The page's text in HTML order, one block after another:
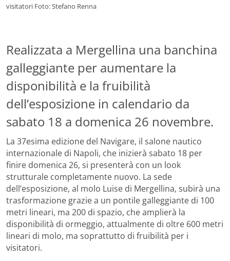
visitatori Foto: Stefano Renna
Realizzata a Mergellina una banchina
galleggiante per aumentare la
disponibilità e la fruibilità
dell’esposizione in calendario da
sabato 18 a domenica 26 novembre.
La 37esima edizione del Navigare, il salone nautico
internazionale di Napoli, che inizierà sabato 18 per
finire domenica 26, si presenterà con un look
strutturale completamente nuovo. La sede
dell’esposizione, al molo Luise di Mergellina, subirà una
trasformazione grazie a un pontile galleggiante di 100
metri lineari, ma 200 di spazio, che amplierà la
disponibilità di ormeggio, attualmente di oltre 600 metri
lineari di molo, ma soprattutto di fruibilità per i
visitatori.